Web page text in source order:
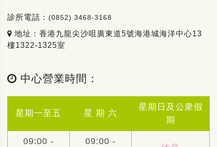
診所電話： (0852) 3468-3168
地址：香港九龍尖沙咀廣東道5號海港城海洋中心13
樓1322-1325室
中心營業時間：
星期一至五 星 期 六
星期日及公衆假
期
09:00 - 09:00 -